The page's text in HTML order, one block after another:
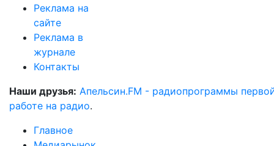
Реклама на
сайте
Реклама в
журнале
Контакты
Наши друзья: Апельсин.FM - радиопрограммы
работе на радио.
Главное